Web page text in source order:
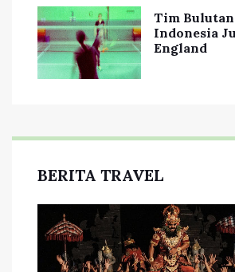
Tim
Indonesia
England
BERITA TRAVEL